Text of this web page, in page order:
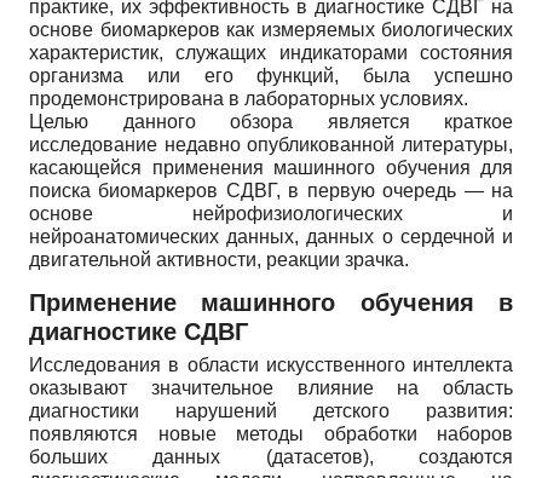
практике, их эффективность в диагностике СДВГ на
основе биомаркеров как измеряемых биологических
характеристик, служащих индикаторами состояния
организма или его функций, была успешно
продемонстрирована в лабораторных условиях.
Целью данного обзора является краткое
исследование недавно опубликованной литературы,
касающейся применения машинного обучения для
поиска биомаркеров СДВГ, в первую очередь — на
основе нейрофизиологических и
нейроанатомических данных, данных о сердечной и
двигательной активности, реакции зрачка.
Применение машинного обучения в
диагностике СДВГ
Исследования в области искусственного интеллекта
оказывают значительное влияние на область
диагностики нарушений детского развития:
появляются новые методы обработки наборов
больших данных (датасетов), создаются